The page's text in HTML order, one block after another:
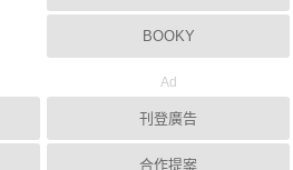
BOOKY
Ad
刊登廣告
合作提案